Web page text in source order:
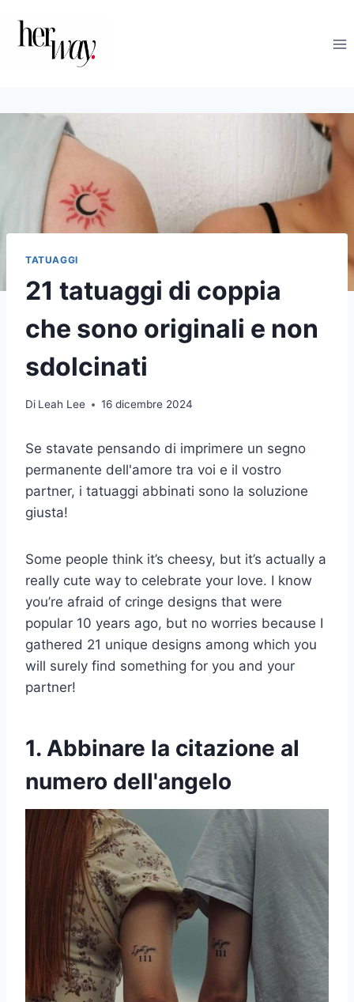
contenuto
TATUAGGI
21 tatuaggi di coppia
che sono originali e non
sdolcinati
Di Leah Lee 16 dicembre 2024
Se stavate pensando di imprimere un segno
permanente dell'amore tra voi e il vostro
partner, i tatuaggi abbinati sono la soluzione
giusta!
Some people think it’s cheesy, but it’s actually a
really cute way to celebrate your love. I know
you’re afraid of cringe designs that were
popular 10 years ago, but no worries because I
gathered 21 unique designs among which you
will surely find something for you and your
partner!
1. Abbinare la citazione al
numero dell'angelo